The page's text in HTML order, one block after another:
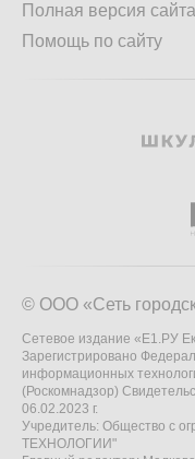
Полная версия сайта
Помощь по сайту
© ООО «Сеть
Сетевое издание «Е1.РУ
Зарегистрировано
информационных
(Роскомнадзор)
06.02.2023 г.
Учредитель: Общество с
ТЕХНОЛОГИИ"